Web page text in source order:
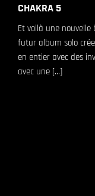
CHAKRA 5
Et voilà une
futur album solo
en entier avec des
avec une [...]